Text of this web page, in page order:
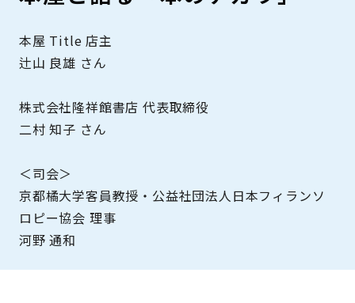
本屋 Title 店主
辻山 良雄 さん
株式会社隆祥館書店 代表取締役
二村 知子 さん
＜司会＞
京都橘大学客員教授・公益社団法人日本フィランソ
ロピー協会 理事
河野 通和